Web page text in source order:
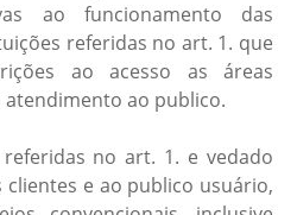
ao funcionamento das
referidas no art. 1. que
ao acesso as áreas
ao publico.
no art. 1. e vedado
e ao publico usuário,